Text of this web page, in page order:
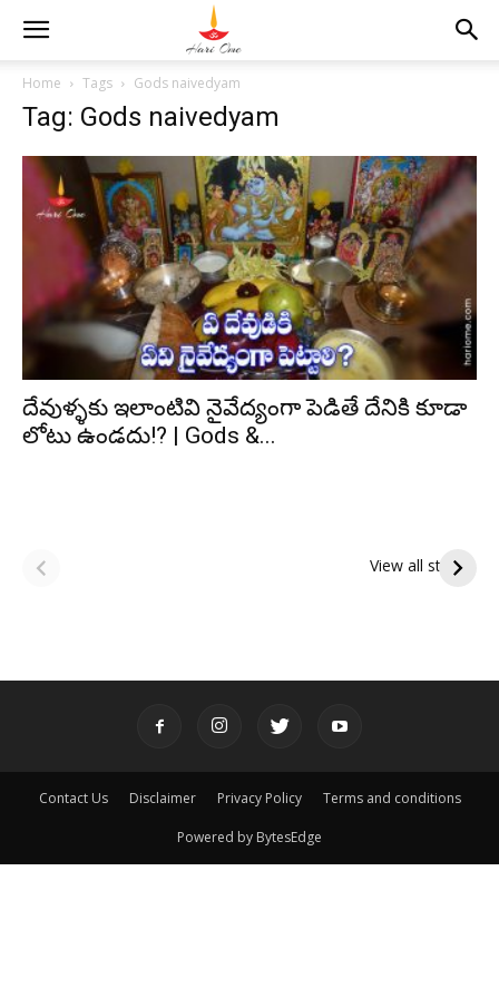
Home Tags Gods naivedyam
Tag: Gods naivedyam
దేవుళ్ళకు ఇలాంటివి నైవేద్యంగా పెడితే దేనికి కూడా
లోటు ఉండదు!? | Gods &...
View all stories
పితృదేవతల ఆశీర్వాదం
ఇంద్రకీలాద్రి గిరి ప్రదక్షిణ
Contact Us Disclaimer Privacy Policy Terms and conditions
Powered by BytesEdge